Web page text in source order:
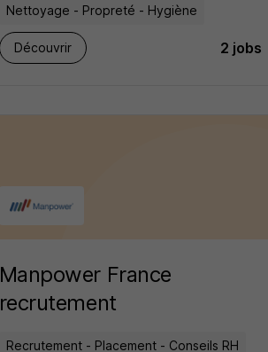
Nettoyage - Propreté - Hygiène
Découvrir 2 jobs
Manpower France
recrutement
Recrutement - Placement - Conseils RH